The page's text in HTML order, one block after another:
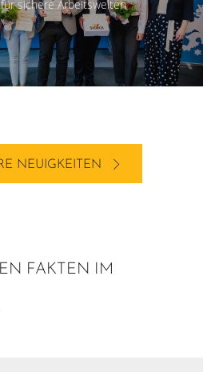
sichere Arbeitswelten
NEUIGKEITEN
FAKTEN IM